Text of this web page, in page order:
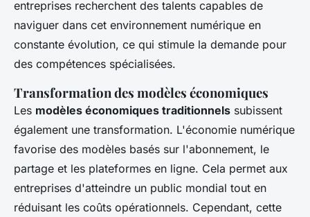
entreprises recherchent des talents capables de
naviguer dans cet environnement numérique en
constante évolution, ce qui stimule la demande pour
des compétences spécialisées.
Transformation des modèles économiques
Les modèles économiques traditionnels subissent
également une transformation. L'économie numérique
favorise des modèles basés sur l'abonnement, le
partage et les plateformes en ligne. Cela permet aux
entreprises d'atteindre un public mondial tout en
réduisant les coûts opérationnels. Cependant, cette